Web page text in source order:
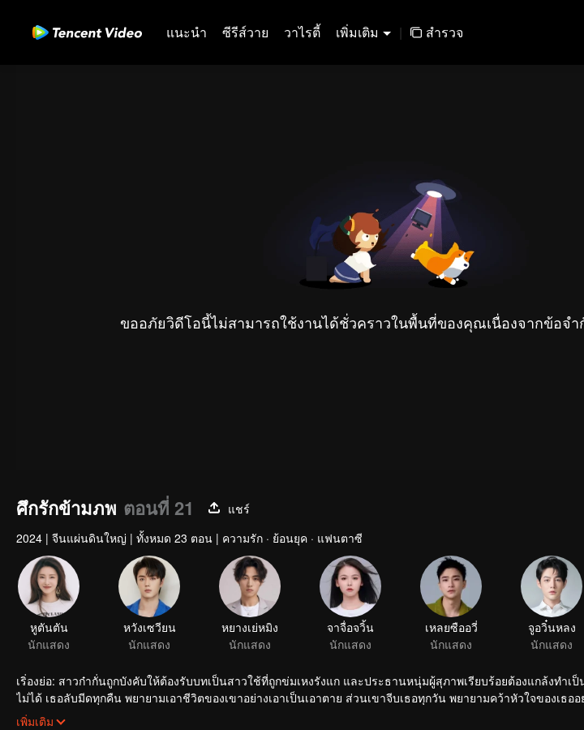
แนะนำ ซีรีส์วาย วาไรตี้ เพิ่มเติม | สำรวจ
ขออภัยวิดีโอนี้ไม่สามารถใช้งานได้ชั่วคราวในพื้นที่ของคุณเนื่องจากข้อจ
ศึกรักข้ามภพ ตอนที่ 21
แชร์
2024 | จีนแผ่นดินใหญ่ | ทั้งหมด 23 ตอน | ความรัก · ย้อนยุค · แฟนตาซี
หูตันตัน
นักแสดง
หวังเซวียน
นักแสดง
หยางเย่หมิง
นักแสดง
จาจื่อจวิ้น
นักแสดง
เหลยซืออวี่
นักแสดง
จูอวิ๋นหลง
นักแสดง
เริ่องย่อ: สาวก๋ากั่นถูกบังคับให้ต้องรับบทเป็นสาวใช้ที่ถูกข่มเหงรังแก และประธานหนุ่มผู้สุภาพเรียบร้อยต้องแกล้งทำเป็
ไม่ได้ เธอลับมีดทุกคืน พยายามเอาชีวิตของเขาอย่างเอาเป็นเอาตาย ส่วนเขาจีบเธอทุกวัน พยายามคว้าหัวใจของเธ
ชีวิตครั้งนี้ใครจะเป็นผู้ชนะ ระหว่างที่เขาและเธอสู้รบกันก็พบว่ามีแผนร้ายบางอย่างซ่อนอยู่ในเรื่องราวนี้
เพิ่มเติม